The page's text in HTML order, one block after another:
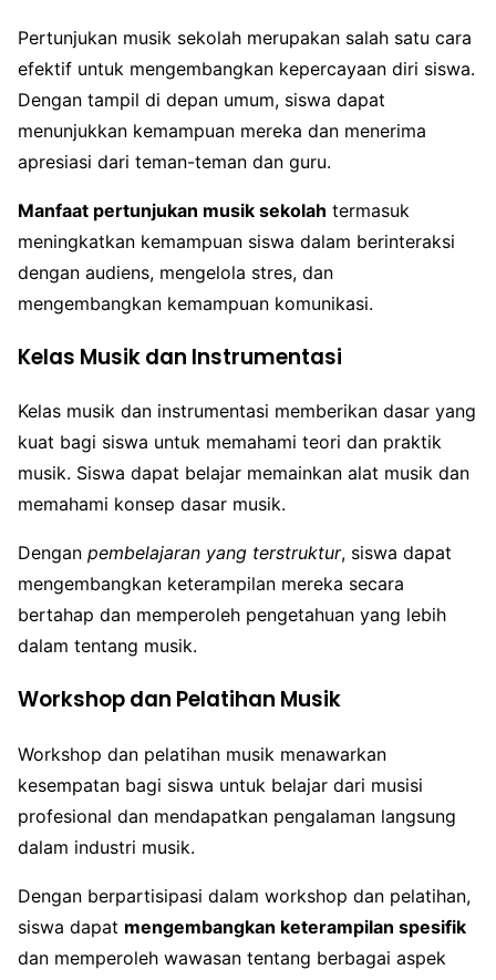
Pertunjukan musik sekolah merupakan salah satu cara
efektif untuk mengembangkan kepercayaan diri siswa.
Dengan tampil di depan umum, siswa dapat
menunjukkan kemampuan mereka dan menerima
apresiasi dari teman-teman dan guru.
Manfaat pertunjukan musik sekolah termasuk
meningkatkan kemampuan siswa dalam berinteraksi
dengan audiens, mengelola stres, dan
mengembangkan kemampuan komunikasi.
Kelas Musik dan Instrumentasi
Kelas musik dan instrumentasi memberikan dasar yang
kuat bagi siswa untuk memahami teori dan praktik
musik. Siswa dapat belajar memainkan alat musik dan
memahami konsep dasar musik.
Dengan pembelajaran yang terstruktur, siswa dapat
mengembangkan keterampilan mereka secara
bertahap dan memperoleh pengetahuan yang lebih
dalam tentang musik.
Workshop dan Pelatihan Musik
Workshop dan pelatihan musik menawarkan
kesempatan bagi siswa untuk belajar dari musisi
profesional dan mendapatkan pengalaman langsung
dalam industri musik.
Dengan berpartisipasi dalam workshop dan pelatihan,
siswa dapat mengembangkan keterampilan spesifik
dan memperoleh wawasan tentang berbagai aspek